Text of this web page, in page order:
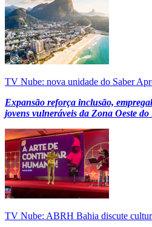
TV Nube: nova unidade do Saber
Expansão reforça inclusão,
jovens vulneráveis da Zona Oeste do
TV Nube: ABRH Bahia discute